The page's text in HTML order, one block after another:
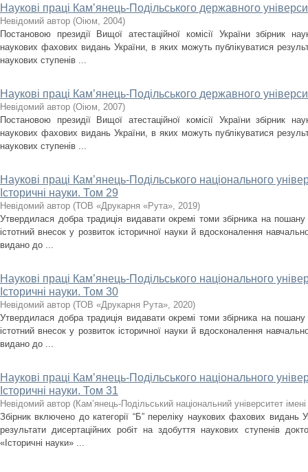
Наукові праці Кам’янець-Подільського державного
Невідомий автор (Оіюм, 2004)
Постановою президії Вищої атестаційної комісії України збірник
наукових фахових видань України, в яких можуть публікуватися
наукових ступенів ...
Наукові праці Кам’янець-Подільського державного
Невідомий автор (Оіюм, 2007)
Постановою президії Вищої атестаційної комісії України збірник
наукових фахових видань України, в яких можуть публікуватися
наукових ступенів ...
Наукові праці Кам’янець-Подільського національного
Історичні науки. Том 29
Невідомий автор (ТОВ «Друкарня «Рута», 2019)
Утвердилася добра традиція видавати окремі томи збірника на
істотний внесок у розвиток історичної науки й вдосконалення
видано до ...
Наукові праці Кам’янець-Подільського національного
Історичні науки. Том 30
Невідомий автор (ТОВ «Друкарня Рута», 2020)
Утвердилася добра традиція видавати окремі томи збірника на
істотний внесок у розвиток історичної науки й вдосконалення
видано до ...
Наукові праці Кам’янець-Подільського національного
Історичні науки. Том 31
Невідомий автор (Кам’янець-Подільський національний університет
Збірник включено до категорії “Б” переліку наукових фахових видань
результати дисертаційних робіт на здобуття наукових ступенів
«Історичні науки» ...